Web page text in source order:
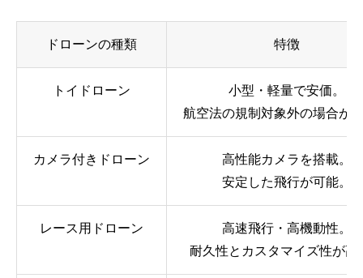
ドローンの種類 特徴
トイドローン
小型・軽量で安価。
航空法の規制対象外の場合が
カメラ付きドローン
高性能カメラを搭載。
安定した飛行が可能。
レース用ドローン
高速飛行・高機動性。
耐久性とカスタマイズ性が高